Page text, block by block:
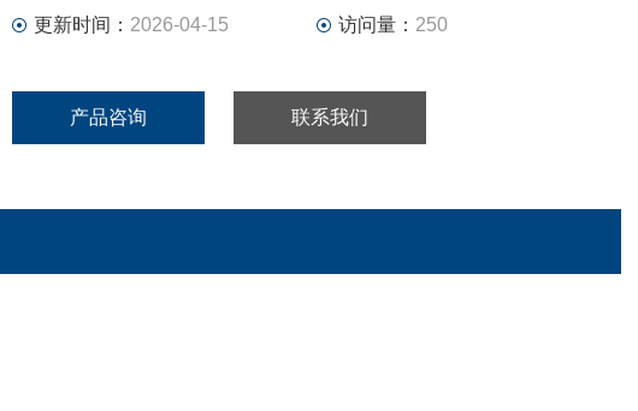
更新时间： 2026-04-15 访问量： 250
产品咨询 联系我们